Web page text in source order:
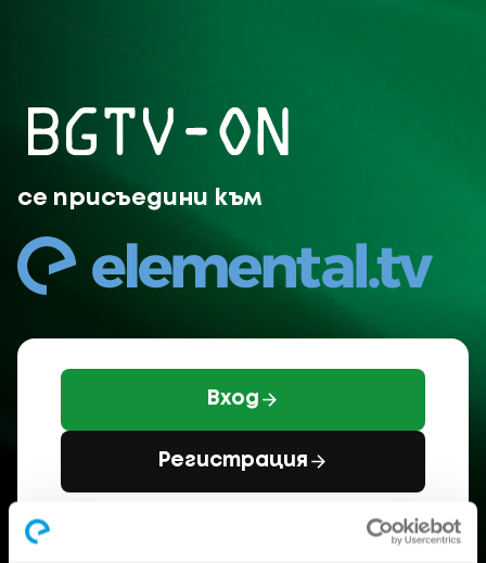
се присъедини към
Вход
Регистрация